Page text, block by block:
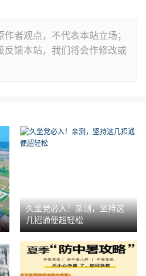
者观点，不代表本站立场；
反馈本站，我们将会作修改或
久坐党必入！亲测，坚持这
几招通便超轻松